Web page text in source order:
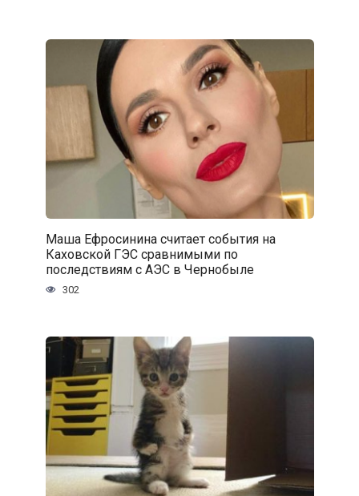
Маша Ефросинина считает события на
Каховской ГЭС сравнимыми по
последствиям с АЭС в Чернобыле
302